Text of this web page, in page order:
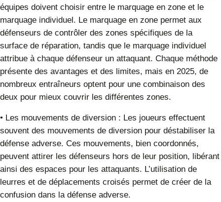
équipes doivent choisir entre le marquage en zone et le
marquage individuel. Le marquage en zone permet aux
défenseurs de contrôler des zones spécifiques de la
surface de réparation, tandis que le marquage individuel
attribue à chaque défenseur un attaquant. Chaque méthode
présente des avantages et des limites, mais en 2025, de
nombreux entraîneurs optent pour une combinaison des
deux pour mieux couvrir les différentes zones.
• Les mouvements de diversion : Les joueurs effectuent
souvent des mouvements de diversion pour déstabiliser la
défense adverse. Ces mouvements, bien coordonnés,
peuvent attirer les défenseurs hors de leur position, libérant
ainsi des espaces pour les attaquants. L’utilisation de
leurres et de déplacements croisés permet de créer de la
confusion dans la défense adverse.